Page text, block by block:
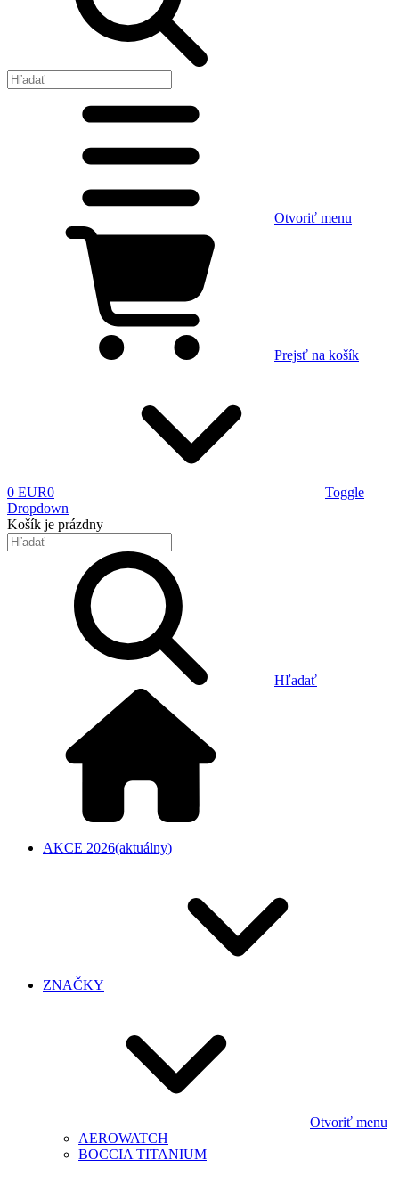
Otvoriť menu
Prejsť na košík
0 EUR0
Toggle
Dropdown
Košík je prázdny
Hľadať
AKCE 2026(aktuálny)
ZNAČKY
Otvoriť menu
AEROWATCH
BOCCIA TITANIUM